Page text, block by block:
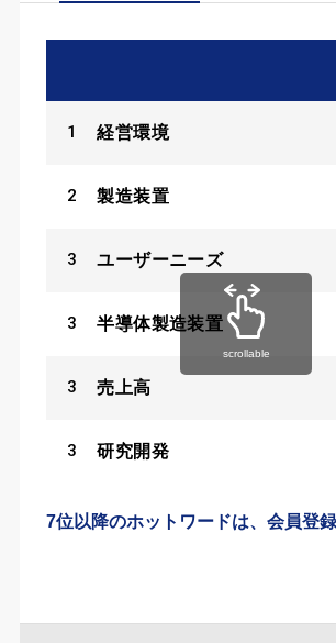
1 経営環境
2 製造装置
3 ユーザーニーズ
3 半導体製造装置
3 売上高
3 研究開発
7位以降のホットワードは、会員登
scrollable